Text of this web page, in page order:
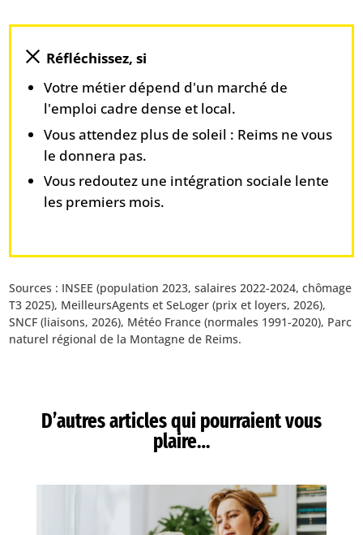
Réfléchissez, si
Votre métier dépend d'un marché de
l'emploi cadre dense et local.
Vous attendez plus de soleil : Reims ne vous
le donnera pas.
Vous redoutez une intégration sociale lente
les premiers mois.
Sources : INSEE (population 2023, salaires 2022-2024, chômage
T3 2025), MeilleursAgents et SeLoger (prix et loyers, 2026),
SNCF (liaisons, 2026), Météo France (normales 1991-2020), Parc
naturel régional de la Montagne de Reims.
D’autres articles qui pourraient vous
plaire…